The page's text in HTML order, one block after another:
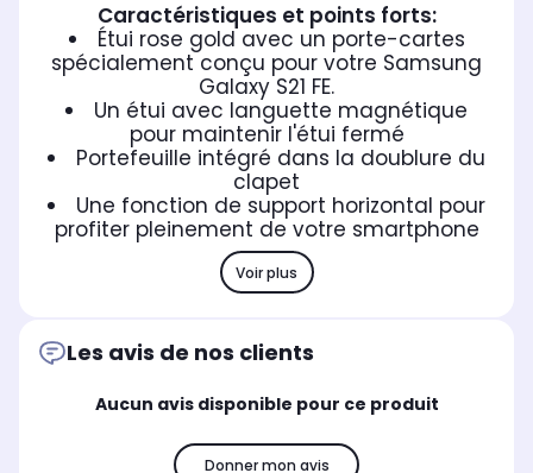
Caractéristiques et points forts:
Étui rose gold avec un porte-cartes
spécialement conçu pour votre Samsung
Galaxy S21 FE.
Un étui avec languette magnétique
pour maintenir l'étui fermé
Portefeuille intégré dans la doublure du
clapet
Une fonction de support horizontal pour
profiter pleinement de votre smartphone
Voir plus
Les avis de nos clients
Aucun avis disponible pour ce produit
Donner mon avis